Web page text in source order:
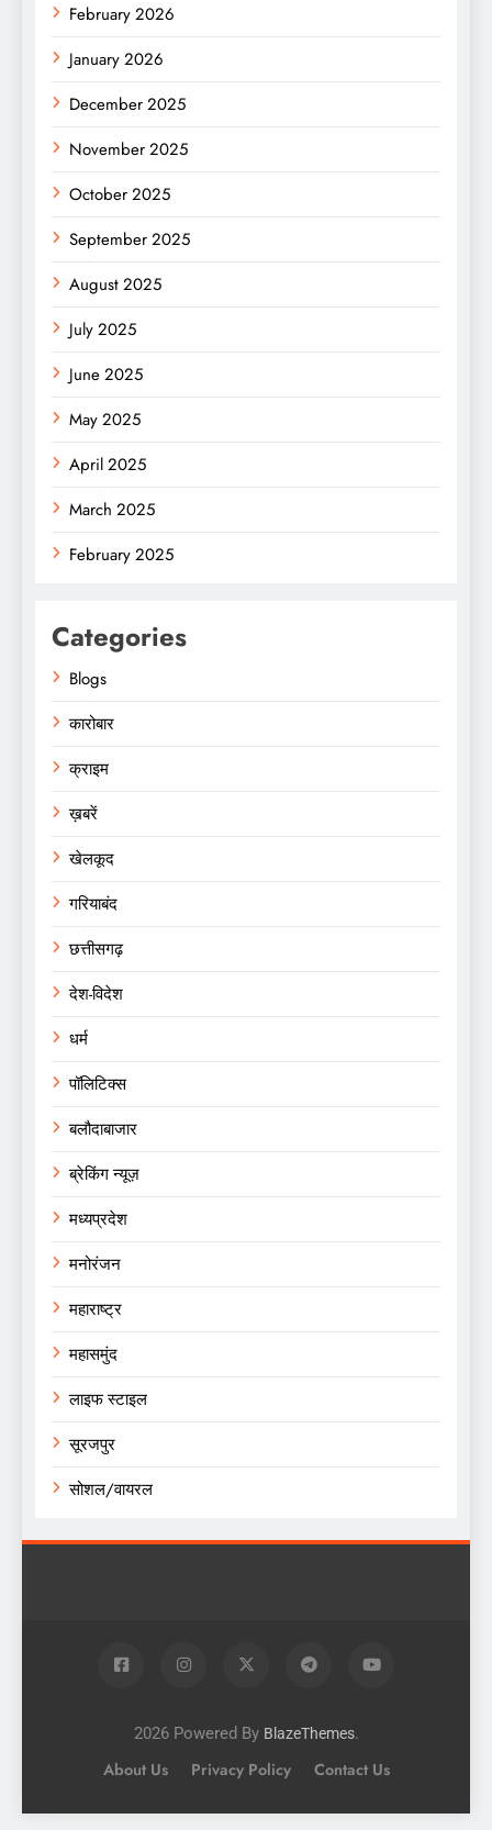
February 2026
January 2026
December 2025
November 2025
October 2025
September 2025
August 2025
July 2025
June 2025
May 2025
April 2025
March 2025
February 2025
Categories
Blogs
कारोबार
क्राइम
ख़बरें
खेलकूद
गरियाबंद
छत्तीसगढ़
देश-विदेश
धर्म
पॉलिटिक्स
बलौदाबाजार
ब्रेकिंग न्यूज़
मध्यप्रदेश
मनोरंजन
महाराष्ट्र
महासमुंद
लाइफ स्टाइल
सूरजपुर
सोशल/वायरल
2026 Powered By BlazeThemes.
About Us Privacy Policy Contact Us